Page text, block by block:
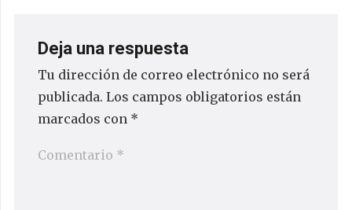
Deja una respuesta
Tu dirección de correo electrónico no será
publicada. Los campos obligatorios están
marcados con *